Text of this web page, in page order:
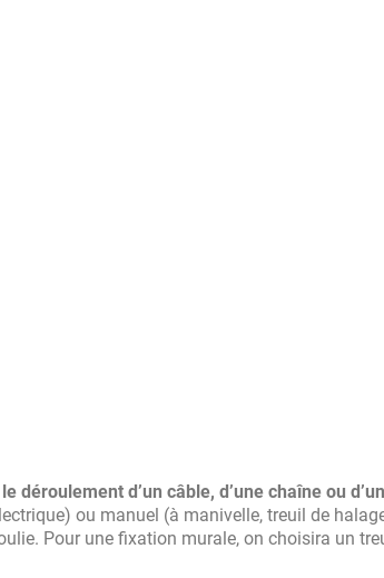
déroulement d’un câble, d’une chaîne ou
ou manuel (à manivelle, treuil de
Pour une fixation murale, on choisira un